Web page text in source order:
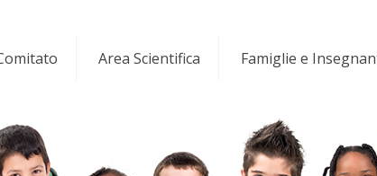
Area Scientifica Famiglie e